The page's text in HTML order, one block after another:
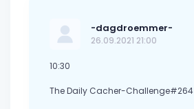
-dagdroemmer-
26.09.2021 21:00
10:30
The Daily Cacher-Challenge#264